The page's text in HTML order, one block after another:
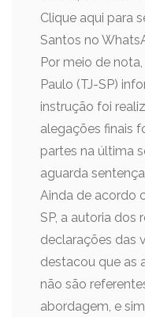
Clique aqui para
Santos no
Por meio de
Paulo (TJ-SP)
instrução foi
alegações finais
partes na última
aguarda
Ainda de acordo
SP, a autoria dos
declarações das
destacou que as
não são
abordagem, e